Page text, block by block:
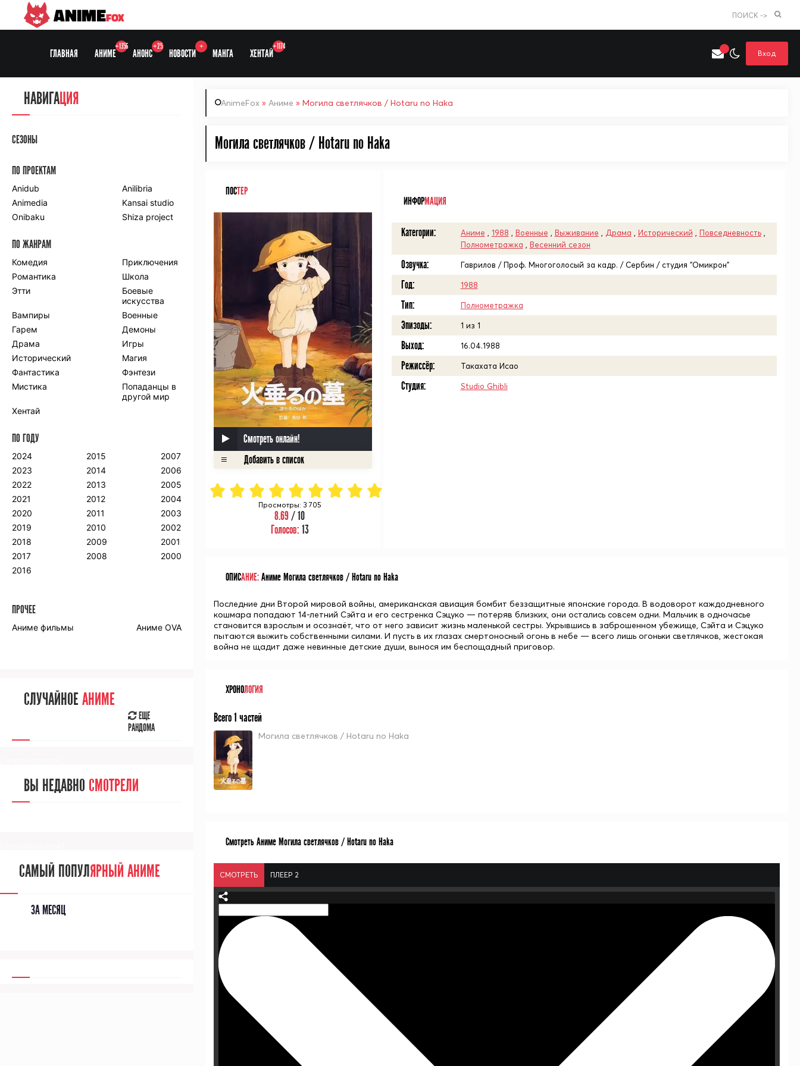
ANIMEFOX ПОИСК ->
ГЛАВНАЯ АНИМЕ
+1356
АНОНС
+25
НОВОСТИ
+
МАНГА ХЕНТАЙ
+1174
Вход
AnimeFox » Аниме » Могила светлячков / Hotaru no Haka
Могила светлячков / Hotaru no Haka
ПОСТЕР
Смотреть онлайн!
Просмотры: 3 705
8.69/ 10
Голосов: 13
ИНФОРМАЦИЯ
Категории: Аниме 1988 Военные Выживание Драма Исторический Повседневность,
Полнометражка
Весенний сезон
Озвучка: Гаврилов / Проф. Многоголосый за кадр. / Сербин / студия "Омикрон"
Год: 1988
Тип: Полнометражка
Эпизоды: 1 из 1
Выход: 16.04.1988
Режиссёр: Такахата Исао
Студия: Studio Ghibli
ОПИСАНИЕ:Аниме Могила светлячков / Hotaru no Haka
Последние дни Второй мировой войны, американская авиация бомбит беззащитные японские города. В водоворот каждодневного
кошмара попадают 14-летний Сэйта и его сестренка Сэцуко — потеряв близких, они остались совсем одни. Мальчик в одночасье
становится взрослым и осознаёт, что от него зависит жизнь маленькой сестры. Укрывшись в заброшенном убежище, Сэйта и Сэцуко
пытаются выжить собственными силами. И пусть в их глазах смертоносный огонь в небе — всего лишь огоньки светлячков, жестокая
война не щадит даже невинные детские души, вынося им беспощадный приговор.
ХРОНОЛОГИЯ
Всего 1 частей
Могила светлячков / Hotaru no Haka
Смотреть Аниме Могила светлячков / Hotaru no Haka
СМОТРЕТЬ ПЛЕЕР 2
НАВИГАЦИЯ
СЕЗОНЫ
ПО ПРОЕКТАМ
Anidub
Anilibria
Animedia
Kansai studio
Onibaku
Shiza project
ПО ЖАНРАМ
Комедия
Приключения
Романтика
Школа
Этти
Боевые
искусства
Вампиры
Военные
Гарем
Демоны
Драма
Игры
Исторический
Магия
Фантастика
Фэнтези
Мистика
Попаданцы в
другой мир
Хентай
ПО ГОДУ
2024
2023
2022
2021
2020
2019
2018
2017
2016
2015
2014
2013
2012
2011
2010
2009
2008
2007
2006
2005
2004
2003
2002
2001
2000
ПРОЧЕЕ
Аниме фильмы Аниме OVA
СЛУЧАЙНОЕ АНИМЕ
ЕЩЕ
РАНДОМА
ВЫ НЕДАВНО СМОТРЕЛИ
САМЫЙ ПОПУЛЯРНЫЙ АНИМЕ
ЗА МЕСЯЦ